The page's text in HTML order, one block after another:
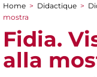
You are here
Home > Didactique >
mostra
Fidia.
alla